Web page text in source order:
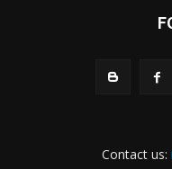
Contact us: